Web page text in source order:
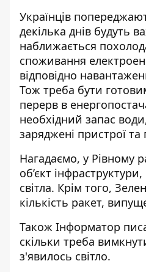
Українців
декілька днів будуть
наближається
споживання
відповідно
Тож треба бути
перерв в
необхідний запас
заряджені пристрої
Нагадаємо, у Рівному
об’єкт інфраструктури,
світла. Крім того,
кількість ракет,
Також Інформатор
скільки треба
з'явилось світло.